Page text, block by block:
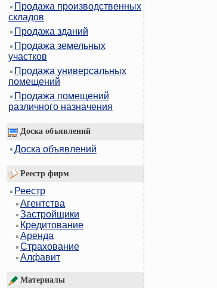
Продажа производственных
складов
Продажа зданий
Продажа земельных
участков
Продажа универсальных
помещений
Продажа помещений
различного назначения
Доска объявлений
Доска объявлений
Реестр фирм
Реестр
Агентства
Застройщики
Кредитование
Аренда
Страхование
Алфавит
Материалы